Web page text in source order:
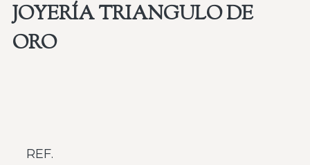
JOYERÍA TRIANGULO DE
ORO
REF.